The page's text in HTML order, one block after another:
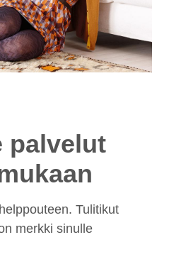
palvelut
Tulitikut
merkki sinulle